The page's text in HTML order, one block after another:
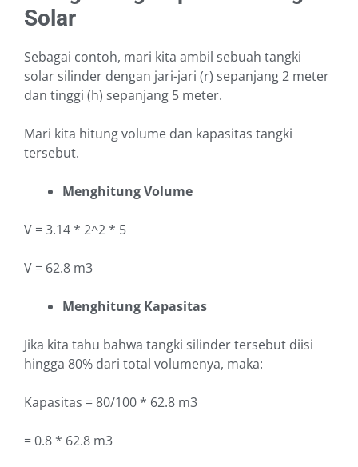
Solar
Sebagai contoh, mari kita ambil sebuah tangki
solar silinder dengan jari-jari (r) sepanjang 2 meter
dan tinggi (h) sepanjang 5 meter.
Mari kita hitung volume dan kapasitas tangki
tersebut.
Menghitung Volume
V = 3.14 * 2^2 * 5
V = 62.8 m3
Menghitung Kapasitas
Jika kita tahu bahwa tangki silinder tersebut diisi
hingga 80% dari total volumenya, maka:
Kapasitas = 80/100 * 62.8 m3
= 0.8 * 62.8 m3